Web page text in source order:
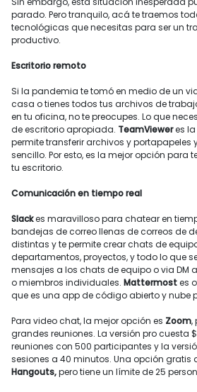
parado. Pero tranquilo, acá te traemos
tecnológicas que necesitas para ser un
productivo.
Escritorio remoto
Si la pandemia te tomó en medio de un
casa o tienes todos tus archivos de
en tu oficina, no te preocupes. Lo que
de escritorio apropiada. TeamVieweres la
permite transferir archivos y portapapeles
sencillo. Por esto, es la mejor opción para
tu escritorio.
Comunicación en tiempo real
Slackes maravilloso para chatear en
bandejas de correo llenas de correos de
distintas y te permite crear chats de
departamentos, proyectos, y todo lo que
mensajes a los chats de equipo o via DM
o miembros individuales. Mattermostes
que es una app de código abierto y nube
Para video chat, la mejor opción es Zoom,
grandes reuniones. La versión pro cuesta
reuniones con 500 participantes y la
sesiones a 40 minutos. Una opción gratis
Hangouts,pero tiene un límite de 25